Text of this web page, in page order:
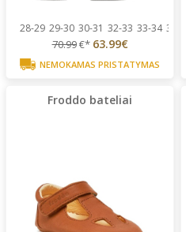
28-29 29-30 30-31 32-33 33-34 34-35
70.99€* 63.99€
NEMOKAMAS PRISTATYMAS
Froddo bateliai